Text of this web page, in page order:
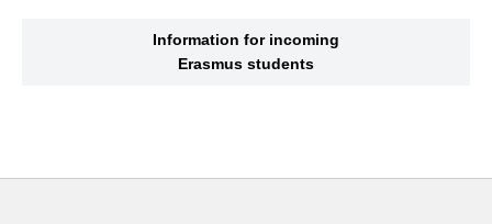
Information for incoming
Erasmus students